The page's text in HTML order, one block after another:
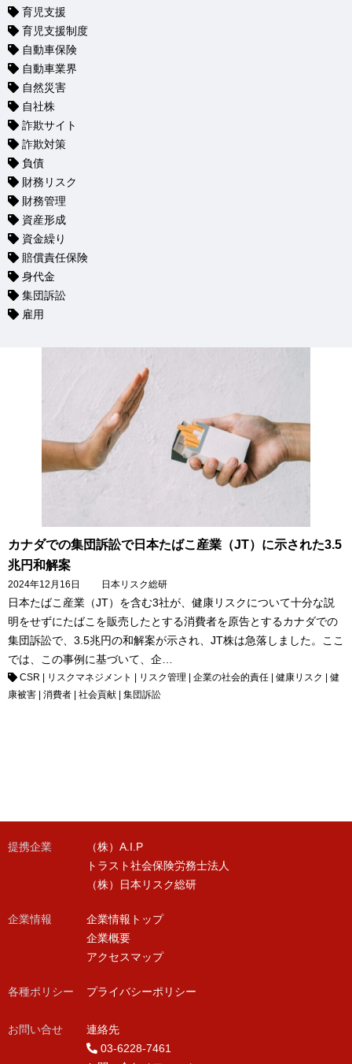
育児支援
育児支援制度
自動車保険
自動車業界
自然災害
自社株
詐欺サイト
詐欺対策
負債
財務リスク
財務管理
資産形成
資金繰り
賠償責任保険
身代金
集団訴訟
雇用
カナダでの集団訴訟で日本たばこ産業（JT）に示された3.5
兆円和解案
2024年12月16日 日本リスク総研
日本たばこ産業（JT）を含む3社が、健康リスクについて十分な説
明をせずにたばこを販売したとする消費者を原告とするカナダでの
集団訴訟で、3.5兆円の和解案が示され、JT株は急落しました。ここ
では、この事例に基づいて、企…
CSR リスクマネジメント リスク管理 企業の社会的責任 健康リスク
健
康被害
消費者 社会貢献 集団訴訟
提携企業
（株）A.I.P
トラスト社会保険労務士法人
（株）日本リスク総研
企業情報
企業情報トップ
企業概要
アクセスマップ
各種ポリシー
お問い合せ
プライバシーポリシー
連絡先
03-6228-7461